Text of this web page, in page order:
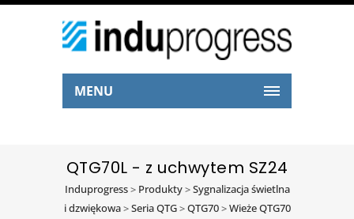
MENU
QTG70L - z uchwytem SZ24
Induprogress> Produkty>Sygnalizacja świetlna
i dzwiękowa>Seria QTG>QTG70>Wieże QTG70